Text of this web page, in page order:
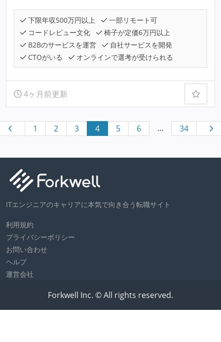
下限年収500万円以上
一部リモート可
コードレビュー文化
椅子が定価6万円以上
B2Bのサービスを運営
自社サービスを開発
CTOがいる
オンラインで選考が受けられる
4ヶ月前更新
1 2 3 4 5 6 … 34
ITエンジニアのキャリアに本気で向き合う転職サイト
利用規約
プライバシーポリシー
お問い合わせ
ヘルプ
運営会社
Forkwell Inc. © All rights reserved.